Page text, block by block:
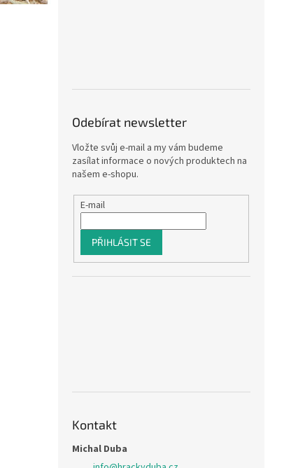
Odebírat newsletter
Vložte svůj e-mail a my vám budeme
zasílat informace o nových produktech na
našem e-shopu.
E-mail
PŘIHLÁSIT SE
Kontakt
Michal Duba